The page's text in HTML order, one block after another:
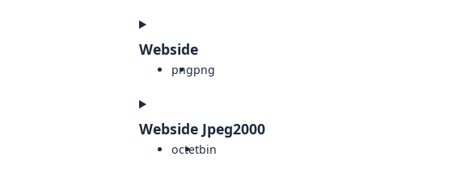
Webside
pngpng
Webside Jpeg2000
octetbin